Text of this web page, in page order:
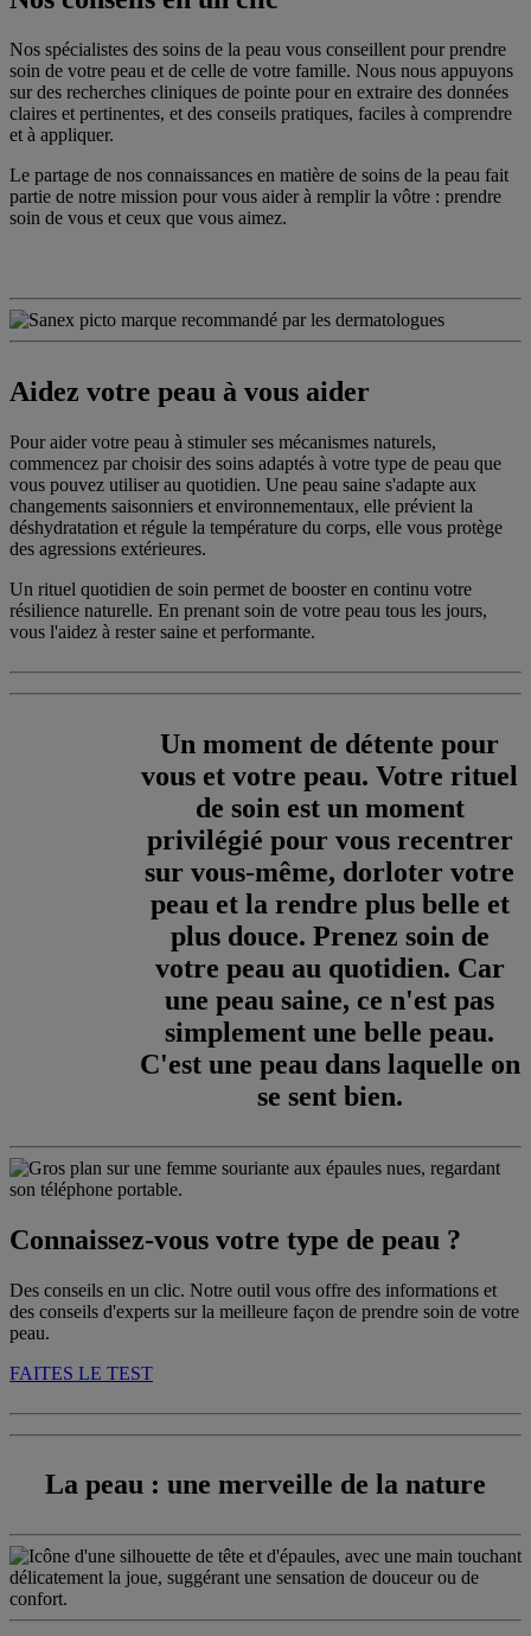
Nos spécialistes des soins de la peau vous conseillent pour prendre
soin de votre peau et de celle de votre famille. Nous nous appuyons
sur des recherches cliniques de pointe pour en extraire des données
claires et pertinentes, et des conseils pratiques, faciles à comprendre
et à appliquer.
Le partage de nos connaissances en matière de soins de la peau fait
partie de notre mission pour vous aider à remplir la vôtre : prendre
soin de vous et ceux que vous aimez.
Aidez votre peau à vous aider
Pour aider votre peau à stimuler ses mécanismes naturels,
commencez par choisir des soins adaptés à votre type de peau que
vous pouvez utiliser au quotidien. Une peau saine s'adapte aux
changements saisonniers et environnementaux, elle prévient la
déshydratation et régule la température du corps, elle vous protège
des agressions extérieures.
Un rituel quotidien de soin permet de booster en continu votre
résilience naturelle. En prenant soin de votre peau tous les jours,
vous l'aidez à rester saine et performante.
Un moment de détente pour
vous et votre peau. Votre rituel
de soin est un moment
privilégié pour vous recentrer
sur vous-même, dorloter votre
peau et la rendre plus belle et
plus douce. Prenez soin de
votre peau au quotidien. Car
une peau saine, ce n'est pas
simplement une belle peau.
C'est une peau dans laquelle on
se sent bien.
Connaissez-vous votre type de peau ?
Des conseils en un clic. Notre outil vous offre des informations et
des conseils d'experts sur la meilleure façon de prendre soin de votre
peau.
FAITES LE TEST
La peau : une merveille de la nature